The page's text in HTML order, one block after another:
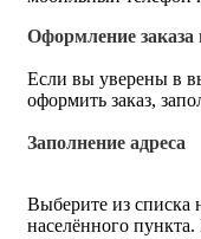
Оформление
Если вы уверены в
оформить заказ,
Заполнение адреса
Выберите из списка
населённого